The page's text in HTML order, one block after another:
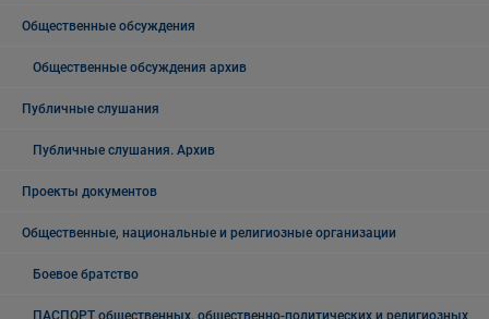
Общественные обсуждения
Общественные обсуждения архив
Публичные слушания
Публичные слушания. Архив
Проекты документов
Общественные, национальные и религиозные организации
Боевое братство
ПАСПОРТ общественных, общественно-политических и религиозных